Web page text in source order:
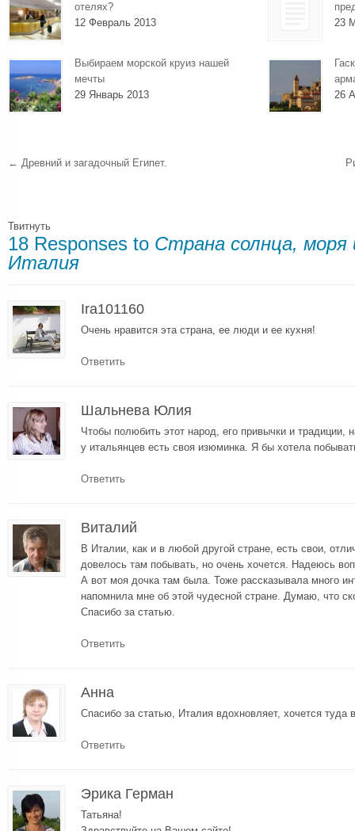
отелях?
12 Февраль 2013
Выбираем морской круиз нашей
мечты
29 Январь 2013
23
26
← Древний и загадочный Египет.
Твитнуть
18 Responses to Страна солнца, моря
Италия
Ira101160
Очень нравится эта страна, ее люди и ее кухня!
Ответить
Шальнева Юлия
Чтобы полюбить этот народ, его привычки и традиции,
у итальянцев есть своя изюминка. Я бы хотела
Ответить
Виталий
В Италии, как и в любой другой стране, есть свои,
довелось там побывать, но очень хочется. Надеюсь
А вот моя дочка там была. Тоже рассказывала много
напомнила мне об этой чудесной стране. Думаю, что
Спасибо за статью.
Ответить
Анна
Спасибо за статью, Италия вдохновляет, хочется
Ответить
Эрика Герман
Татьяна!